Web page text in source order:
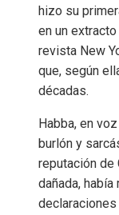
hizo su
en un
revista New
que, según
décadas.
Habba, en
burlón y
reputación de
dañada,